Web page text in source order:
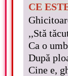
CE
,,Stă
Ca o
După
Cine e,